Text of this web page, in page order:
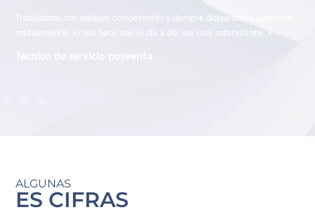
Cada proyecto es un nuevo reto. «
ALGUNAS
ES CIFRAS